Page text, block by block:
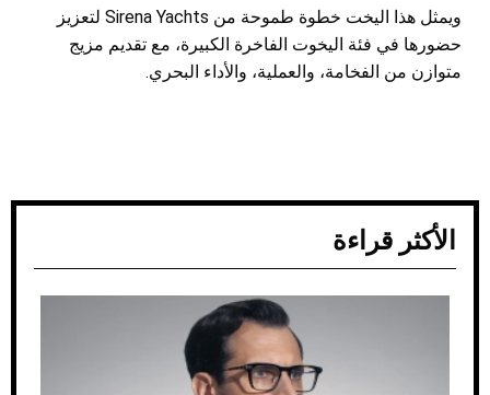
ويمثل هذا اليخت خطوة طموحة من Sirena Yachts لتعزيز
حضورها في فئة اليخوت الفاخرة الكبيرة، مع تقديم مزيج
متوازن من الفخامة، والعملية، والأداء البحري.
الأكثر قراءة